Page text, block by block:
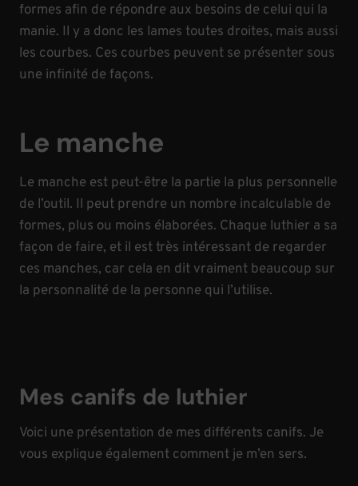
formes afin de répondre aux besoins de celui qui la
manie. Il y a donc les lames toutes droites, mais aussi
les courbes. Ces courbes peuvent se présenter sous
une infinité de façons.
Le manche
Le manche est peut-être la partie la plus personnelle
de l’outil. Il peut prendre un nombre incalculable de
formes, plus ou moins élaborées. Chaque luthier a sa
façon de faire, et il est très intéressant de regarder
ces manches, car cela en dit vraiment beaucoup sur
la personnalité de la personne qui l’utilise.
Mes canifs de luthier
Voici une présentation de mes différents canifs. Je
vous explique également comment je m’en sers.